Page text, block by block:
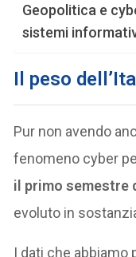
Geopolitica e
sistemi
Il peso
Pur non avendo
fenomeno cyber
il primo semestre
evoluto in
I dati che abbiamo